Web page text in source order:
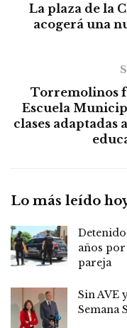
La plaza de la
acogerá una
Torremolinos
Escuela
clases adaptadas
Lo más leído
años
pareja
Sin AVE
Semana